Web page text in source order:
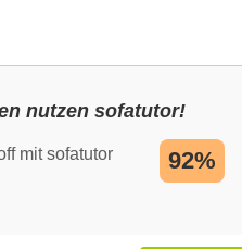
nutzen sofatutor!
mit sofatutor
92%